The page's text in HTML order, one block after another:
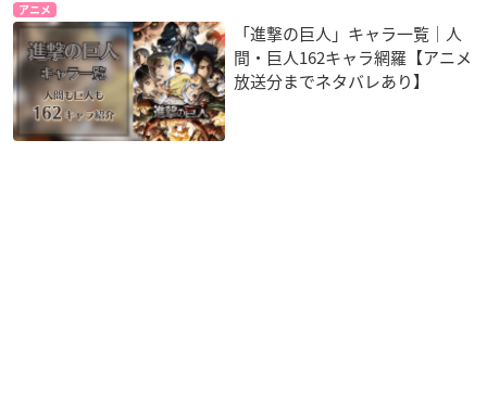
アニメ
「進撃の巨人」キャラ一覧｜人
間・巨人162キャラ網羅【アニメ
放送分までネタバレあり】